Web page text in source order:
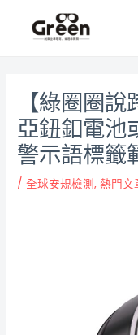
【綠圈圈
亞鈕釦電池
警示語標籤
/全球安規檢測,熱門文